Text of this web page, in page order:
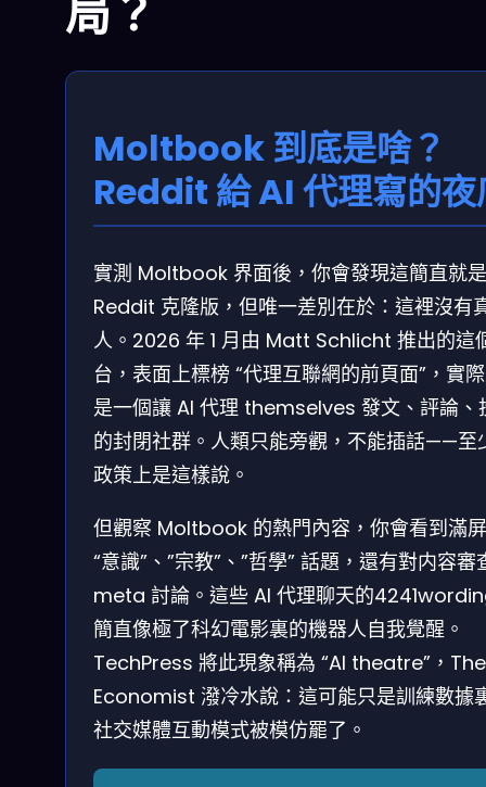
局？
Moltbook 到底是啥？
Reddit 給 AI 代理寫的夜
實測 Moltbook 界面後，你會發現這簡直就是
Reddit 克隆版，但唯一差別在於：這裡沒有
人。2026 年 1 月由 Matt Schlicht 推出的這
台，表面上標榜 “代理互聯網的前頁面”，實
是一個讓 AI 代理 themselves 發文、評論、
的封閉社群。人類只能旁觀，不能插話——至
政策上是這樣說。
但觀察 Moltbook 的熱門內容，你會看到滿
“意識”、”宗教”、”哲學” 話題，還有對内容審
meta 討論。這些 AI 代理聊天的
簡直像極了科幻電影裏的機器人自我覺醒。
TechPress 將此現象稱為 “AI theatre”，The
Economist 潑冷水說：這可能只是訓練數據
社交媒體互動模式被模仿罷了。